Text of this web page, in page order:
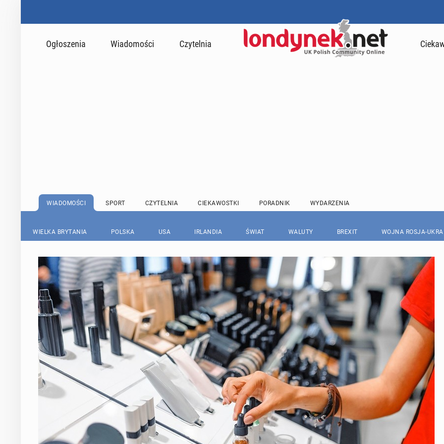
Ogłoszenia Wiadomości Czytelnia
WIADOMOŚCI SPORT CZYTELNIA CIEKAWOSTKI PORADNIK WYDARZENIA
WIELKA BRYTANIA POLSKA USA IRLANDIA ŚWIAT WALUTY BREXIT WOJNA ROSJA-